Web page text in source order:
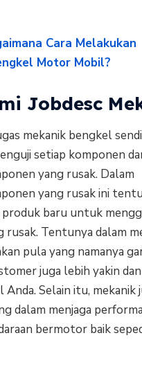
Cara Melakukan
Motor Mobil?
Jobdesc
mekanik bengkel
setiap komponen
yang rusak. Dalam
yang rusak ini tentu
baru untuk
rusak. Tentunya dalam
pula yang namanya
juga lebih yakin
Selain itu, mekanik
dalam menjaga
bermotor baik